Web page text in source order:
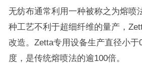
无纺布通常利用一种被称之为熔喷
种工艺不利于超细纤维的量产，
改造。Zetta专用设备生产直径小于
度，是传统熔喷法的逾100倍。